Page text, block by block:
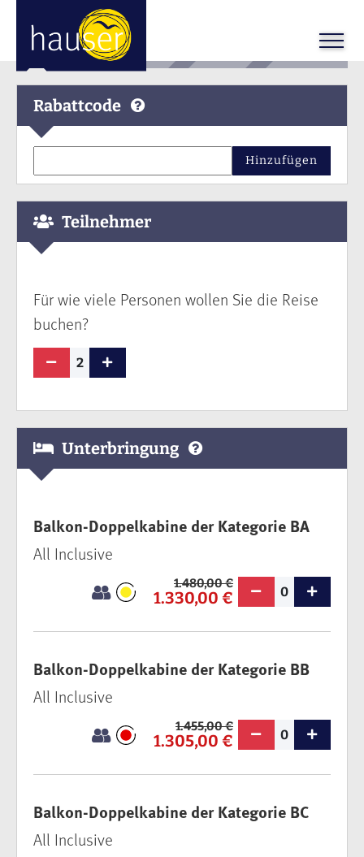
Rabattcode
Hinzufügen
Teilnehmer
Für wie viele Personen wollen Sie die Reise
buchen?
2
Unterbringung
Balkon-Doppelkabine der Kategorie BA
1.480,00 €
1.330,00 € 0
All Inclusive
Balkon-Doppelkabine der Kategorie BB
1.455,00 €
1.305,00 € 0
All Inclusive
Balkon-Doppelkabine der Kategorie BC
All Inclusive